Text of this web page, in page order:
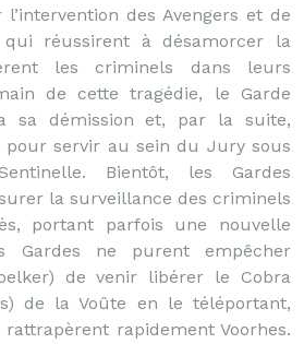
des Avengers et de
réussirent à désamorcer la
les criminels dans leurs
de cette tragédie, le Garde
sa démission et, par la suite,
servir au sein du Jury sous
Bientôt, les Gardes
la surveillance des criminels
portant parfois une nouvelle
Gardes ne purent empêcher
de venir libérer le Cobra
de la Voûte en le téléportant,
rapidement Voorhes.